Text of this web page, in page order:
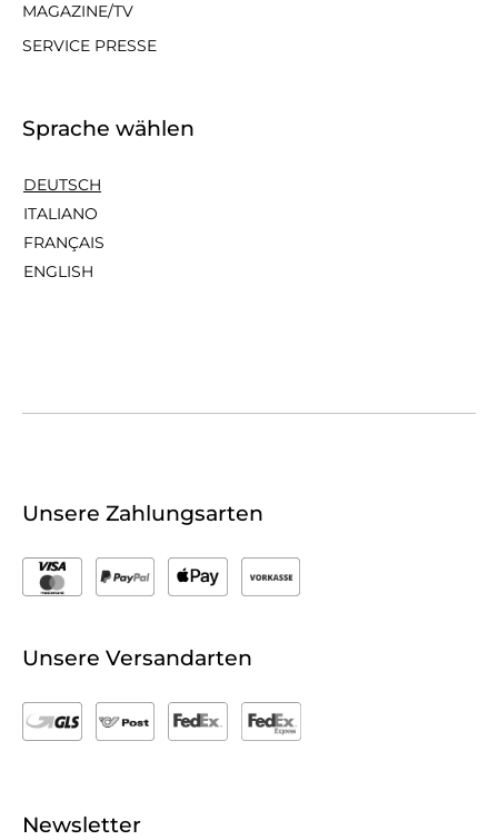
MAGAZINE/TV
SERVICE PRESSE
Sprache wählen
DEUTSCH
ITALIANO
FRANÇAIS
ENGLISH
Unsere Zahlungsarten
Unsere Versandarten
Newsletter